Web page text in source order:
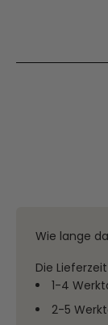
Wie lange
Die
1-4
2-5